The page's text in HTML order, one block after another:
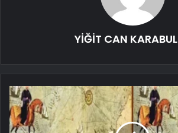
YİĞİT CAN